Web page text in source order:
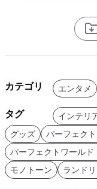
カテゴリ エンタメ
タグ インテリ
グッズ
パーフェク
パーフェクトワールド
モノトーン
ランド